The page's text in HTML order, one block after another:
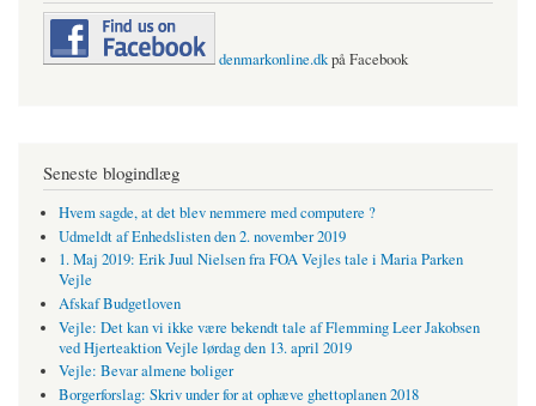
denmarkonline.dkpå Facebook
Seneste blogindlæg
Hvem sagde, at det blev nemmere med computere ?
Udmeldt af Enhedslisten den 2. november 2019
1. Maj 2019: Erik Juul Nielsen fra FOA Vejles tale i Maria Parken
Vejle
Afskaf Budgetloven
Vejle: Det kan vi ikke være bekendt tale af Flemming Leer Jakobsen
ved Hjerteaktion Vejle lørdag den 13. april 2019
Vejle: Bevar almene boliger
Borgerforslag: Skriv under for at ophæve ghettoplanen 2018